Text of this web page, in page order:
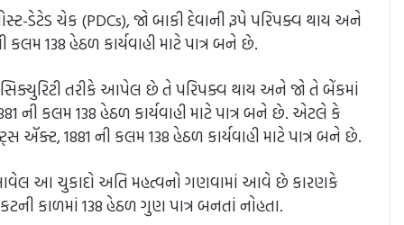
ડેટેડ ચેક (PDCs), જો બાકી દેવાની રૂપે પરિપક્વ થાય અને
138 હેઠળ કાર્યવાહી માટે પાત્ર બને છે.
તરીકે આપેલ છે તે પરિપક્વ થાય અને જો તે બેંકમાં
ની કલમ 138 હેઠળ કાર્યવાહી માટે પાત્ર બને છે. એટલે કે
1881 ની કલમ 138 હેઠળ કાર્યવાહી માટે પાત્ર બને છે.
આવેલ આ ચુકાદો અતિ મહત્વનો ગણવામાં આવે છે કારણકે
કાળમાં 138 હેઠળ ગુણ પાત્ર બનતાં નોહતા.